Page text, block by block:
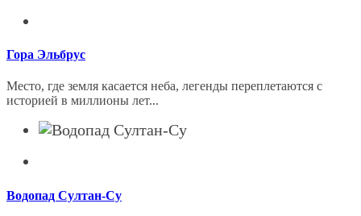
Гора Эльбрус
Место, где земля касается неба, легенды переплетаются с
историей в миллионы лет...
Водопад Султан-Су